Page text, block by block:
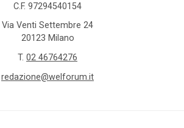
C.F. 97294540154
Via Venti Settembre 24
20123 Milano
T. 02 46764276
redazione@welforum.it